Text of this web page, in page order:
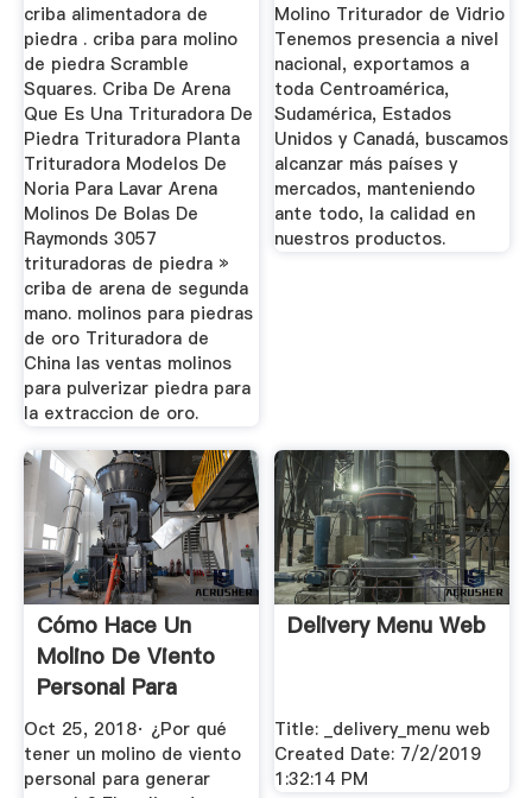
criba alimentadora de
piedra . criba para molino
de piedra Scramble
Squares. Criba De Arena
Que Es Una Trituradora De
Piedra Trituradora Planta
Trituradora Modelos De
Noria Para Lavar Arena
Molinos De Bolas De
Raymonds 3057
trituradoras de piedra »
criba de arena de segunda
mano. molinos para piedras
de oro Trituradora de
China las ventas molinos
para pulverizar piedra para
la extraccion de oro.
Molino Triturador de Vidrio
Tenemos presencia a nivel
nacional, exportamos a
toda Centroamérica,
Sudamérica, Estados
Unidos y Canadá, buscamos
alcanzar más países y
mercados, manteniendo
ante todo, la calidad en
nuestros productos.
Cómo Hace Un
Molino De Viento
Personal Para
Generar ...
Oct 25, 2018· ¿Por qué
tener un molino de viento
personal para generar
Delivery Menu Web
Title: _delivery_menu web
Created Date: 7/2/2019
1:32:14 PM